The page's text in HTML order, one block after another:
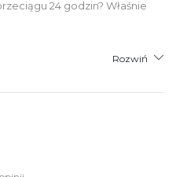
24 godzin? Właśnie
Rozwiń